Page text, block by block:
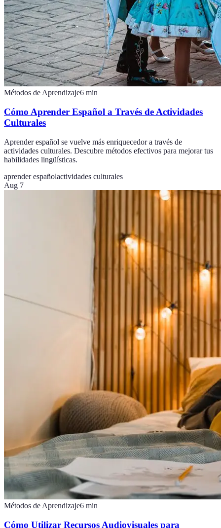
Métodos de Aprendizaje6 min
Cómo Aprender Español a Través de Actividades
Culturales
Aprender español se vuelve más enriquecedor a través de
actividades culturales. Descubre métodos efectivos para mejorar tus
habilidades lingüísticas.
aprender españolactividades culturales
Aug 7
Métodos de Aprendizaje6 min
Cómo Utilizar Recursos Audiovisuales para